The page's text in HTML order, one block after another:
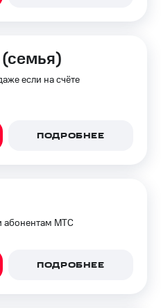
если на счёте
ПОДРОБНЕЕ
абонентам МТС
ПОДРОБНЕЕ